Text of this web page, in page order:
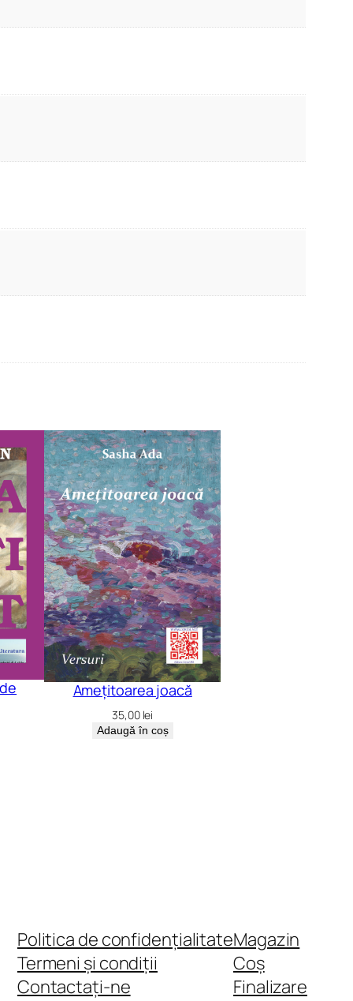
Amețitoarea joacă
35,00 lei
Adaugă în coș
Politica de confidențialitate
Termeni și condiții
Contactați-ne
Magazin
Coș
Finalizare